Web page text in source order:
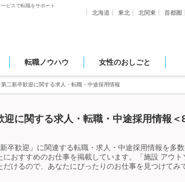
ビスで転職をサポート
北海道 東北 北関東 首都圏
転職ノウハウ 女性のおしごと
二新卒歓迎に関する求人・転職・中途採用情報
に関する求人・転職・中途採用情報
卒歓迎」に関連する転職・求人・中途採用情報を多
おすすめのお仕事を掲載しています。「施設 アウ
けるので、あなたにぴったりのお仕事を見つけてみ